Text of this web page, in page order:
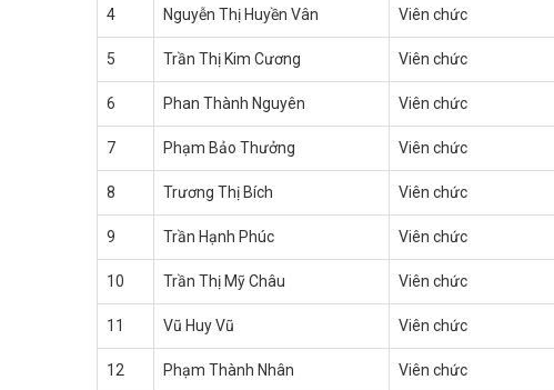
4 Nguyễn Thị Huyền Vân Viên chức
5 Trần Thị Kim Cương Viên chức
6 Phan Thành Nguyên Viên chức
7 Phạm Bảo Thưởng Viên chức
8 Trương Thị Bích Viên chức
9 Trần Hạnh Phúc Viên chức
10 Trần Thị Mỹ Châu Viên chức
11 Vũ Huy Vũ Viên chức
12 Phạm Thành Nhân Viên chức